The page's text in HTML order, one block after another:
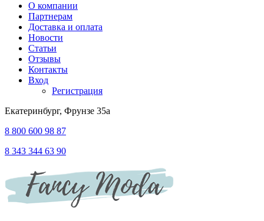
О компании
Партнерам
Доставка и оплата
Новости
Статьи
Отзывы
Контакты
Вход
Регистрация
Екатеринбург, Фрунзе 35а
8 800 600 98 87
8 343 344 63 90